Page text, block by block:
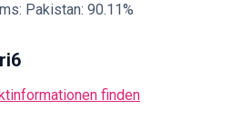
Pakistan: 90.11%
finden